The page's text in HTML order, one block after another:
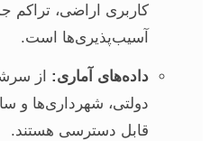
کاربری اراضی، تراکم
آسیب‌پذیری‌ها است.
داده‌های آماری: از
دولتی، شهرداری‌ها و
قابل دسترسی هستند.